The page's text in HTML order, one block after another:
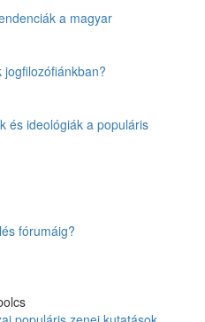
a magyar
és ideológiák a populáris
fórumáig?